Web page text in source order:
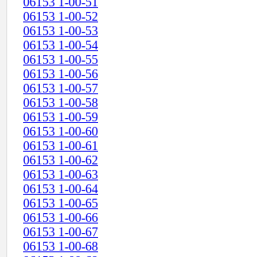
06153 1-00-52
06153 1-00-53
06153 1-00-54
06153 1-00-55
06153 1-00-56
06153 1-00-57
06153 1-00-58
06153 1-00-59
06153 1-00-60
06153 1-00-61
06153 1-00-62
06153 1-00-63
06153 1-00-64
06153 1-00-65
06153 1-00-66
06153 1-00-67
06153 1-00-68